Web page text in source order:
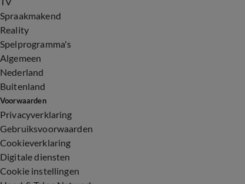
Spraakmakend
Reality
Spelprogramma's
Algemeen
Nederland
Buitenland
Voorwaarden
Privacyverklaring
Gebruiksvoorwaarden
Cookieverklaring
Digitale diensten
Cookie instellingen